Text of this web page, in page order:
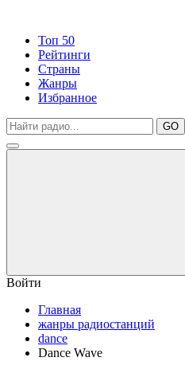
Топ 50
Рейтинги
Страны
Жанры
Избранное
GO
Войти
Главная
жанры радиостанций
dance
Dance Wave